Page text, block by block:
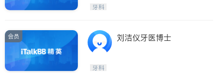
牙科
会员 刘洁仪牙医博士
牙科